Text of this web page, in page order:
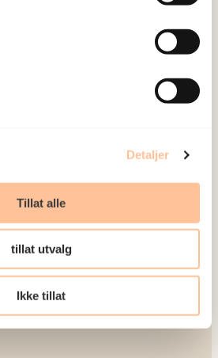
Detaljer
Tillat alle
tillat utvalg
Ikke tillat